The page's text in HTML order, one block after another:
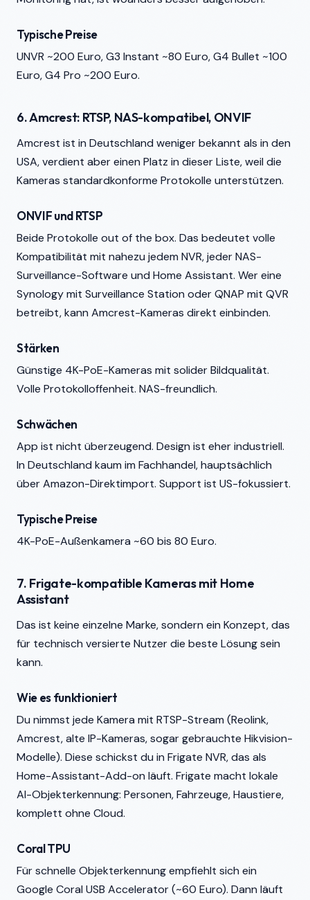
Typische Preise
UNVR ~200 Euro, G3 Instant ~80 Euro, G4 Bullet ~100
Euro, G4 Pro ~200 Euro.
6. Amcrest: RTSP, NAS-kompatibel, ONVIF
Amcrest ist in Deutschland weniger bekannt als in den
USA, verdient aber einen Platz in dieser Liste, weil die
Kameras standardkonforme Protokolle unterstützen.
ONVIF und RTSP
Beide Protokolle out of the box. Das bedeutet volle
Kompatibilität mit nahezu jedem NVR, jeder NAS-
Surveillance-Software und Home Assistant. Wer eine
Synology mit Surveillance Station oder QNAP mit QVR
betreibt, kann Amcrest-Kameras direkt einbinden.
Stärken
Günstige 4K-PoE-Kameras mit solider Bildqualität.
Volle Protokolloffenheit. NAS-freundlich.
Schwächen
App ist nicht überzeugend. Design ist eher industriell.
In Deutschland kaum im Fachhandel, hauptsächlich
über Amazon-Direktimport. Support ist US-fokussiert.
Typische Preise
4K-PoE-Außenkamera ~60 bis 80 Euro.
7. Frigate-kompatible Kameras mit Home
Assistant
Das ist keine einzelne Marke, sondern ein Konzept, das
für technisch versierte Nutzer die beste Lösung sein
kann.
Wie es funktioniert
Du nimmst jede Kamera mit RTSP-Stream (Reolink,
Amcrest, alte IP-Kameras, sogar gebrauchte Hikvision-
Modelle). Diese schickst du in Frigate NVR, das als
Home-Assistant-Add-on läuft. Frigate macht lokale
AI-Objekterkennung: Personen, Fahrzeuge, Haustiere,
komplett ohne Cloud.
Coral TPU
Für schnelle Objekterkennung empfiehlt sich ein
Google Coral USB Accelerator (~60 Euro). Dann läuft